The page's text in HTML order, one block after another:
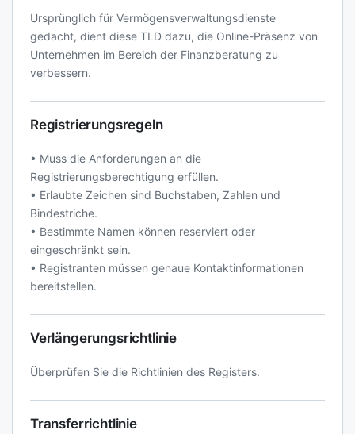
Ursprünglich für Vermögensverwaltungsdienste
gedacht, dient diese TLD dazu, die Online-Präsenz von
Unternehmen im Bereich der Finanzberatung zu
verbessern.
Registrierungsregeln
• Muss die Anforderungen an die
Registrierungsberechtigung erfüllen.
• Erlaubte Zeichen sind Buchstaben, Zahlen und
Bindestriche.
• Bestimmte Namen können reserviert oder
eingeschränkt sein.
• Registranten müssen genaue Kontaktinformationen
bereitstellen.
Verlängerungsrichtlinie
Überprüfen Sie die Richtlinien des Registers.
Transferrichtlinie